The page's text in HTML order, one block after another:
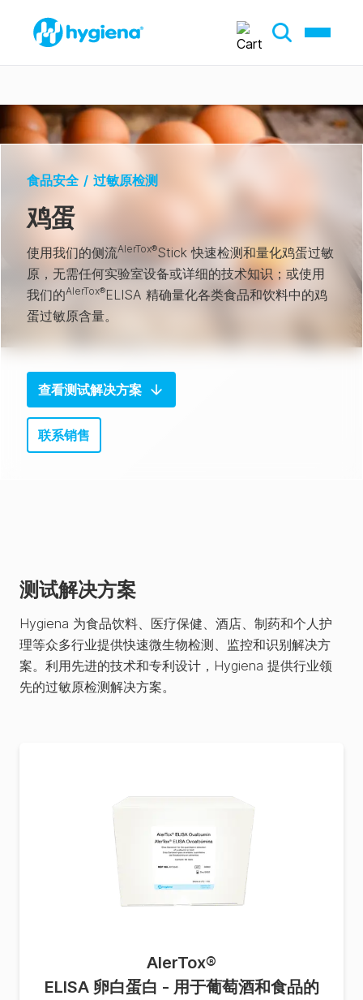
食品安全 / 过敏原检测
鸡蛋
使用我们的侧流AlerTox®Stick 快速检测和量化鸡蛋过敏
原，无需任何实验室设备或详细的技术知识；或使用
我们的AlerTox®ELISA 精确量化各类食品和饮料中的鸡
蛋过敏原含量。
查看测试解决方案
联系销售
测试解决方案
Hygiena 为食品饮料、医疗保健、酒店、制药和个人护
理等众多行业提供快速微生物检测、监控和识别解决方
案。利用先进的技术和专利设计，Hygiena 提供行业领
先的过敏原检测解决方案。
AlerTox®
ELISA 卵白蛋白 - 用于葡萄酒和食品的